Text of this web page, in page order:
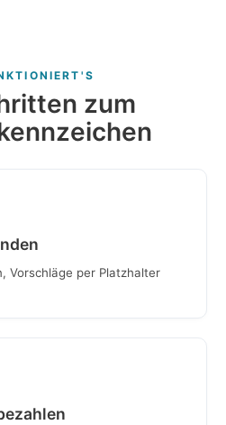
zum
Vorschläge per Platzhalter